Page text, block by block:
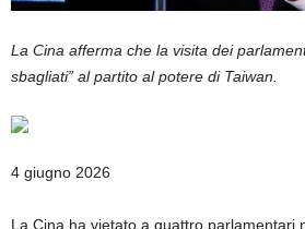
La Cina afferma che la visita dei
sbagliati” al partito al potere di Taiwan.
Pubblicato
4
4 giugno 2026
La Cina ha vietato a quattro parlamentari